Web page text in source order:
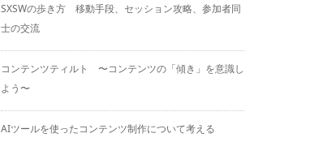
SXSWの歩き方 移動手段、セッション攻略、参加者同
士の交流
コンテンツティルト 〜コンテンツの「傾き」を意識し
よう〜
AIツールを使ったコンテンツ制作について考える